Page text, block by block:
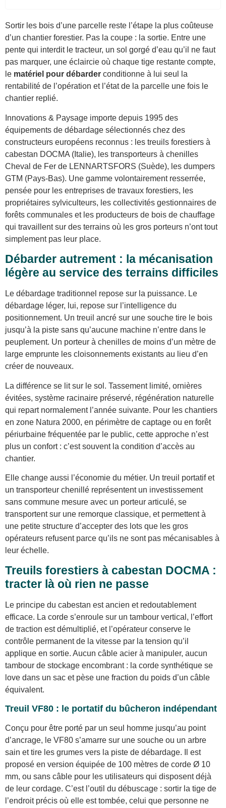
Sortir les bois d’une parcelle reste l’étape la plus coûteuse
d’un chantier forestier. Pas la coupe : la sortie. Entre une
pente qui interdit le tracteur, un sol gorgé d’eau qu’il ne faut
pas marquer, une éclaircie où chaque tige restante compte,
le matériel pour débarder conditionne à lui seul la
rentabilité de l’opération et l’état de la parcelle une fois le
chantier replié.
Innovations & Paysage importe depuis 1995 des
équipements de débardage sélectionnés chez des
constructeurs européens reconnus : les treuils forestiers à
cabestan DOCMA (Italie), les transporteurs à chenilles
Cheval de Fer de LENNARTSFORS (Suède), les dumpers
GTM (Pays-Bas). Une gamme volontairement resserrée,
pensée pour les entreprises de travaux forestiers, les
propriétaires sylviculteurs, les collectivités gestionnaires de
forêts communales et les producteurs de bois de chauffage
qui travaillent sur des terrains où les gros porteurs n’ont tout
simplement pas leur place.
Débarder autrement : la mécanisation
légère au service des terrains difficiles
Le débardage traditionnel repose sur la puissance. Le
débardage léger, lui, repose sur l’intelligence du
positionnement. Un treuil ancré sur une souche tire le bois
jusqu’à la piste sans qu’aucune machine n’entre dans le
peuplement. Un porteur à chenilles de moins d’un mètre de
large emprunte les cloisonnements existants au lieu d’en
créer de nouveaux.
La différence se lit sur le sol. Tassement limité, ornières
évitées, système racinaire préservé, régénération naturelle
qui repart normalement l’année suivante. Pour les chantiers
en zone Natura 2000, en périmètre de captage ou en forêt
périurbaine fréquentée par le public, cette approche n’est
plus un confort : c’est souvent la condition d’accès au
chantier.
Elle change aussi l’économie du métier. Un treuil portatif et
un transporteur chenillé représentent un investissement
sans commune mesure avec un porteur articulé, se
transportent sur une remorque classique, et permettent à
une petite structure d’accepter des lots que les gros
opérateurs refusent parce qu’ils ne sont pas mécanisables à
leur échelle.
Treuils forestiers à cabestan DOCMA :
tracter là où rien ne passe
Le principe du cabestan est ancien et redoutablement
efficace. La corde s’enroule sur un tambour vertical, l’effort
de traction est démultiplié, et l’opérateur conserve le
contrôle permanent de la vitesse par la tension qu’il
applique en sortie. Aucun câble acier à manipuler, aucun
tambour de stockage encombrant : la corde synthétique se
love dans un sac et pèse une fraction du poids d’un câble
équivalent.
Treuil VF80 : le portatif du bûcheron indépendant
Conçu pour être porté par un seul homme jusqu’au point
d’ancrage, le VF80 s’amarre sur une souche ou un arbre
sain et tire les grumes vers la piste de débardage. Il est
proposé en version équipée de 100 mètres de corde Ø 10
mm, ou sans câble pour les utilisateurs qui disposent déjà
de leur cordage. C’est l’outil du débuscage : sortir la tige de
l’endroit précis où elle est tombée, celui que personne ne